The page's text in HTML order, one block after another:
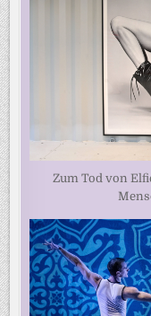
Zum Tod von